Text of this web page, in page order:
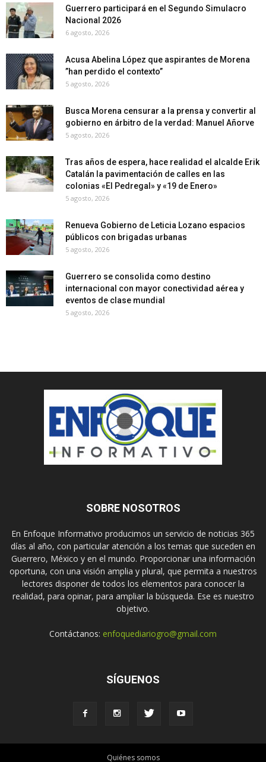
Guerrero participará en el Segundo Simulacro
Nacional 2026
6 agosto, 2026
Acusa Abelina López que aspirantes de Morena
”han perdido el contexto”
5 agosto, 2026
Busca Morena censurar a la prensa y convertir al
gobierno en árbitro de la verdad: Manuel Añorve
5 agosto, 2026
Tras años de espera, hace realidad el alcalde Erik
Catalán la pavimentación de calles en las
colonias «El Pedregal» y «19 de Enero»
5 agosto, 2026
Renueva Gobierno de Leticia Lozano espacios
públicos con brigadas urbanas
5 agosto, 2026
Guerrero se consolida como destino
internacional con mayor conectividad aérea y
eventos de clase mundial
5 agosto, 2026
SOBRE NOSOTROS
En Enfoque Informativo producimos un servicio de noticias 365
días al año, con particular atención a los temas que suceden en
Guerrero, México y en el mundo. Proporcionar una información
oportuna, con una visión amplia y plural, que permita a nuestros
lectores disponer de todos los elementos para conocer la
realidad, para opinar, para ampliar la búsqueda. Ese es nuestro
objetivo.
Contáctanos: enfoquediariogro@gmail.com
SÍGUENOS
Quiénes somos